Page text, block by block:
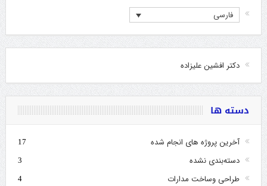
فارسی
دکتر افشین علیزاده
دسته ها
آخرین پروژه های انجام شده 17
دسته‌بندی نشده 3
طراحی وساخت مدارات 4